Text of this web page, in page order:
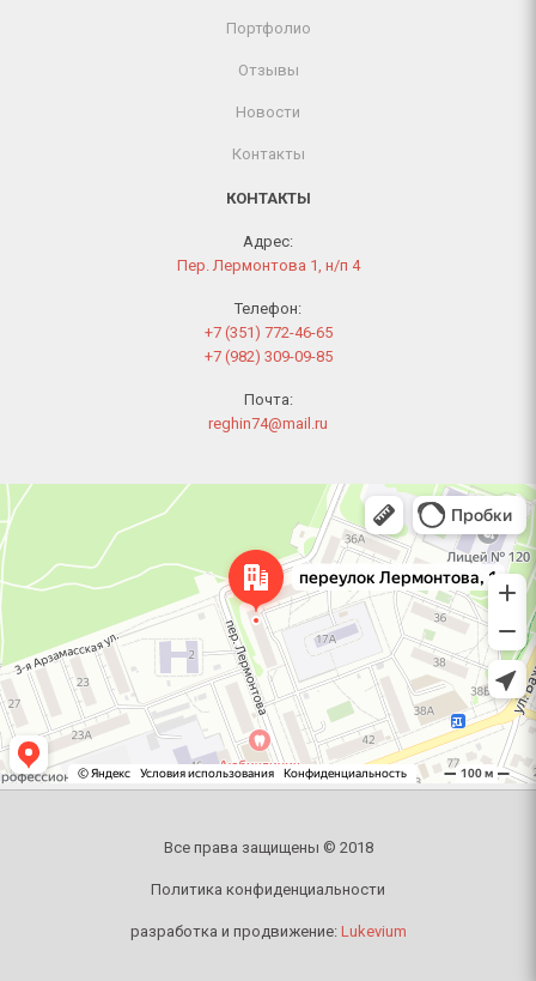
Портфолио
Отзывы
Новости
Контакты
КОНТАКТЫ
Адрес:
Пер. Лермонтова 1, н/п 4
Телефон:
+7 (351) 772-46-65
+7 (982) 309-09-85
Почта:
reghin74@mail.ru
Челябинск
Переулок Лермонтова, 1 — Яндекс Карты
Все права защищены © 2018
Политика конфиденциальности
разработка и продвижение: Lukevium